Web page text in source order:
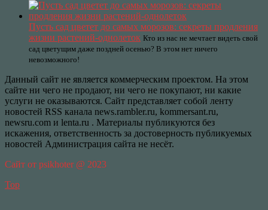
Пусть сад цветет до самых морозов: секреты продления
жизни растений-однолеток Кто из нас не мечтает видеть свой
сад цветущим даже поздней осенью? В этом нет ничего
невозможного!
Данный сайт не является коммерческим проектом. На этом
сайте ни чего не продают, ни чего не покупают, ни какие
услуги не оказываются. Сайт представляет собой ленту
новостей RSS канала news.rambler.ru, kommersant.ru,
newsru.com и lenta.ru . Материалы публикуются без
искажения, ответственность за достоверность публикуемых
новостей Администрация сайта не несёт.
Сайт от psikhoter @ 2023
Top